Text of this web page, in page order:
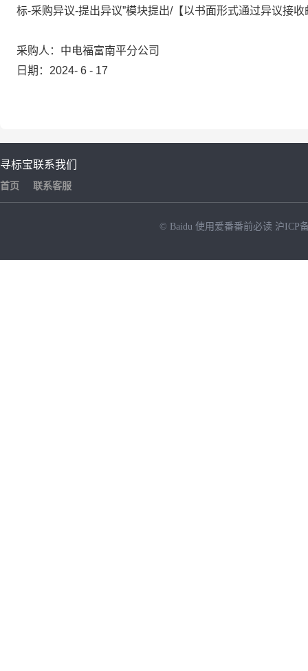
标-采购异议-提出异议”模块提出/【以书面形式通过异议接收
采购人：中电福富南平分公司
日期：2024- 6 - 17
寻标宝
首页
联系我们
联系客服
© Baidu 使用爱番番前必读 沪ICP